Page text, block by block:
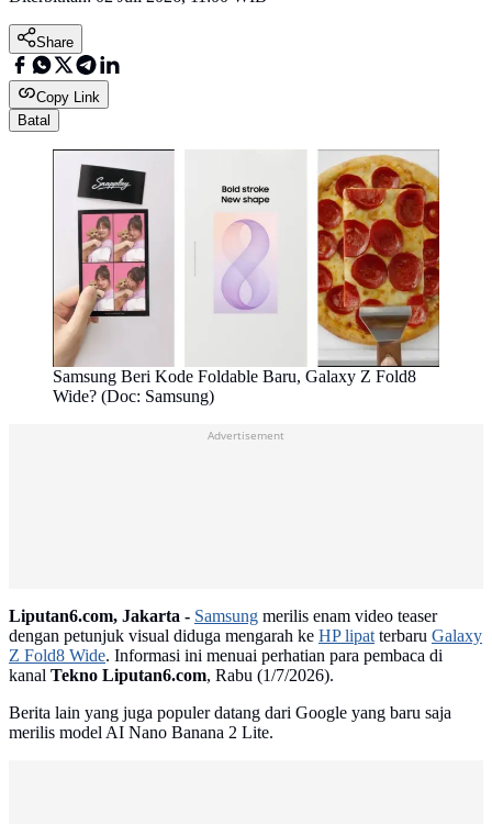
Share
Copy Link
Batal
Samsung Beri Kode Foldable Baru, Galaxy Z Fold8
Wide? (Doc: Samsung)
Advertisement
Liputan6.com, Jakarta - Samsung merilis enam video teaser
dengan petunjuk visual diduga mengarah ke HP lipatterbaru Galaxy
Z Fold8 Wide. Informasi ini menuai perhatian para pembaca di
kanal Tekno Liputan6.com, Rabu (1/7/2026).
Berita lain yang juga populer datang dari Google yang baru saja
merilis model AI Nano Banana 2 Lite.